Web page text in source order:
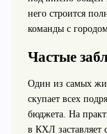
него строится
команды с
Частые
Один из самых
скупает всех
бюджета. На
в КХЛ заставляет